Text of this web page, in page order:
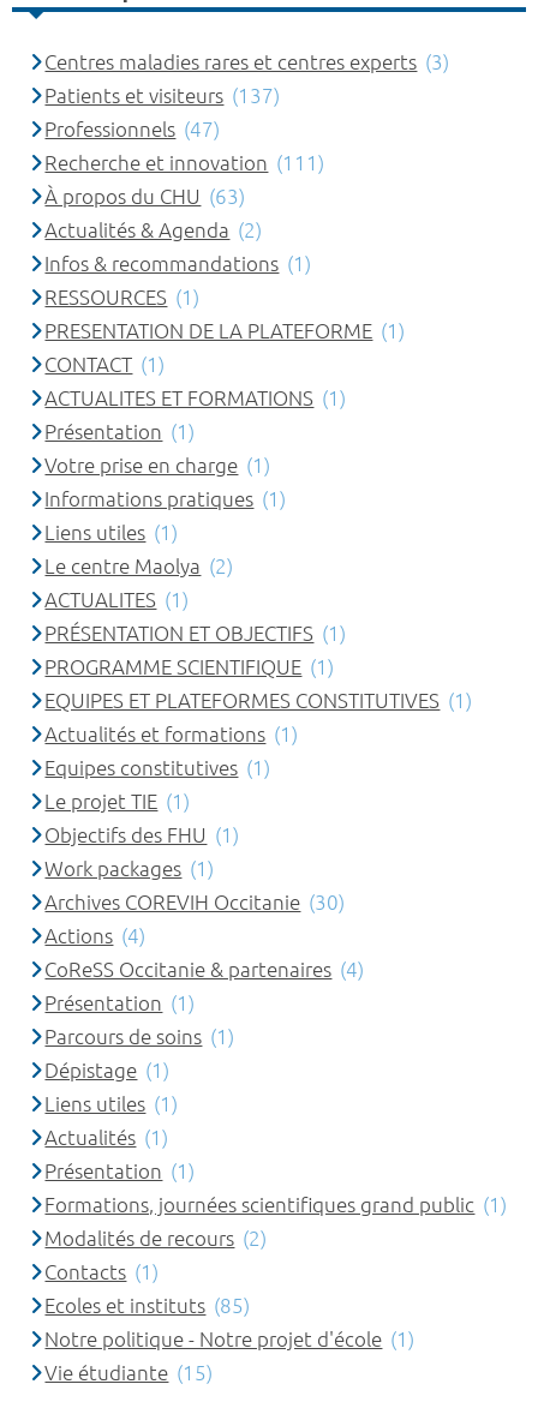
Centres maladies rares et centres experts (3)
Patients et visiteurs (137)
Professionnels (47)
Recherche et innovation (111)
À propos du CHU (63)
Actualités & Agenda (2)
Infos & recommandations (1)
RESSOURCES (1)
PRESENTATION DE LA PLATEFORME (1)
CONTACT (1)
ACTUALITES ET FORMATIONS (1)
Présentation (1)
Votre prise en charge (1)
Informations pratiques (1)
Liens utiles (1)
Le centre Maolya (2)
ACTUALITES (1)
PRÉSENTATION ET OBJECTIFS (1)
PROGRAMME SCIENTIFIQUE (1)
EQUIPES ET PLATEFORMES CONSTITUTIVES (1)
Actualités et formations (1)
Equipes constitutives (1)
Le projet TIE (1)
Objectifs des FHU (1)
Work packages (1)
Archives COREVIH Occitanie (30)
Actions (4)
CoReSS Occitanie & partenaires (4)
Présentation (1)
Parcours de soins (1)
Dépistage (1)
Liens utiles (1)
Actualités (1)
Présentation (1)
Formations, journées scientifiques grand public (1)
Modalités de recours (2)
Contacts (1)
Ecoles et instituts (85)
Notre politique - Notre projet d'école (1)
Vie étudiante (15)